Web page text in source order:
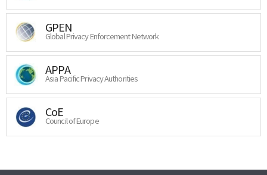
GPEN
Global Privacy Enforcement Network
APPA
Asia Pacific Privacy Authorities
CoE
Council of Europe